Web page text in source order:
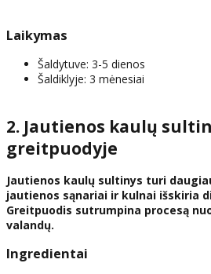
Laikymas
Šaldytuve: 3-5 dienos
Šaldiklyje: 3 mėnesiai
2. Jautienos kaulų
greitpuodyje
Jautienos kaulų sultinys turi
jautienos sąnariai ir kulnai išskiria
Greitpuodis sutrumpina procesą
valandų.
Ingredientai